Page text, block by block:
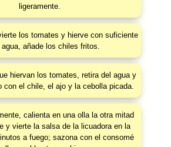
ligeramente.
los tomates y hierve con suficiente
agua, añade los chiles fritos.
hiervan los tomates, retira del agua y
con el chile, el ajo y la cebolla picada.
calienta en una olla la otra mitad
y vierte la salsa de la licuadora en la
a fuego; sazona con el consomé